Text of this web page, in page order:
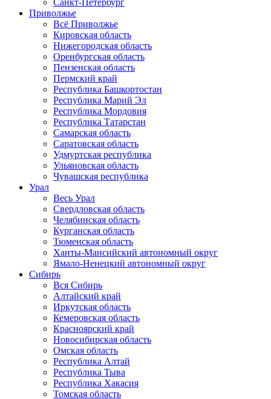
Санкт-Петербург
Приволжье
Всё Приволжье
Кировская область
Нижегородская область
Оренбургская область
Пензенская область
Пермский край
Республика Башкортостан
Республика Марий Эл
Республика Мордовия
Республика Татарстан
Самарская область
Саратовская область
Удмуртская республика
Ульяновская область
Чувашская республика
Урал
Весь Урал
Свердловская область
Челябинская область
Курганская область
Тюменская область
Ханты-Мансийский автономный округ
Ямало-Ненецкий автономный округ
Сибирь
Вся Сибирь
Алтайский край
Иркутская область
Кемеровская область
Красноярский край
Новосибирская область
Омская область
Республика Алтай
Республика Тыва
Республика Хакасия
Томская область